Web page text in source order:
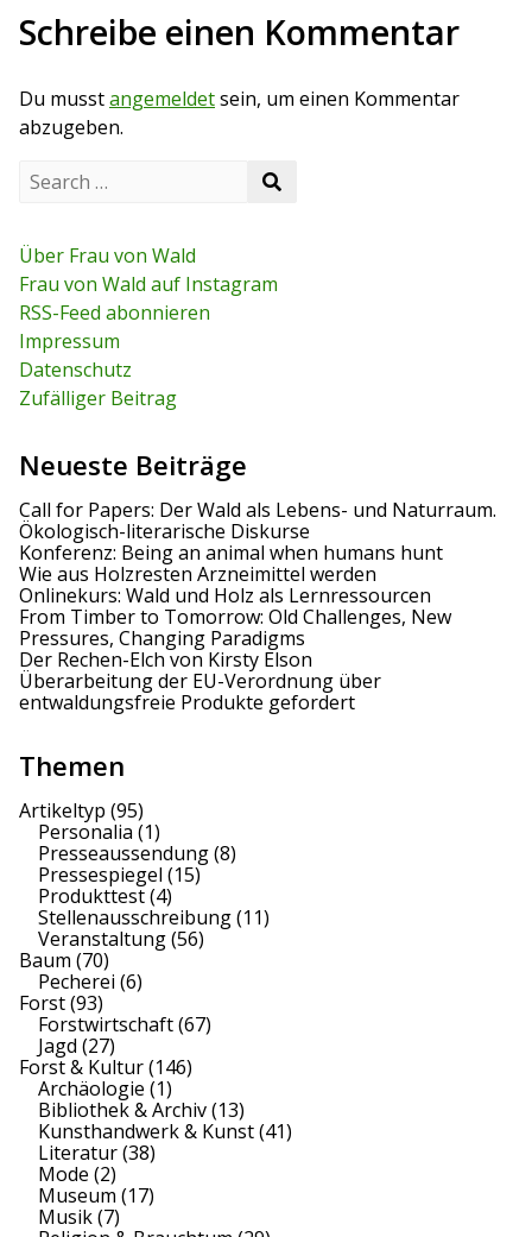
i
t
r
a
g
s
n
a
v
i
g
a
t
i
o
n
v
i
s
p
o
t
p
t
Schreibe einen Kommentar
Du musstangemeldetsein, um einen Kommentar
abzugeben.
c
h
f
o
r
:
Über Frau von Wald
Frau von Wald auf Instagram
RSS-Feed abonnieren
Impressum
Datenschutz
Zufälliger Beitrag
Neueste Beiträge
Call for Papers: Der Wald als Lebens- und Naturraum.
Ökologisch-literarische Diskurse
Konferenz: Being an animal when humans hunt
Wie aus Holzresten Arzneimittel werden
Onlinekurs: Wald und Holz als Lernressourcen
From Timber to Tomorrow: Old Challenges, New
Pressures, Changing Paradigms
Der Rechen-Elch von Kirsty Elson
Überarbeitung der EU-Verordnung über
entwaldungsfreie Produkte gefordert
Themen
Artikeltyp (95)
Personalia (1)
Presseaussendung(8)
Pressespiegel (15)
Produkttest(4)
Stellenausschreibung(11)
Veranstaltung(56)
Baum (70)
Pecherei (6)
Forst(93)
Forstwirtschaft(67)
Jagd (27)
Forst & Kultur(146)
Archäologie (1)
Bibliothek & Archiv(13)
Kunsthandwerk & Kunst(41)
Literatur(38)
Mode (2)
Museum (17)
Musik(7)